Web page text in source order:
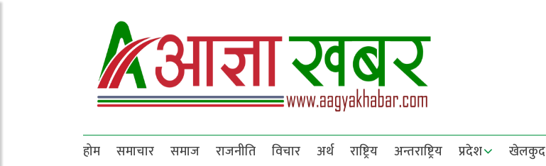
होम समाचार समाज राजनीति विचार अर्थ राष्ट्रिय अन्तराष्ट्रिय प्रदेश खेलकुद